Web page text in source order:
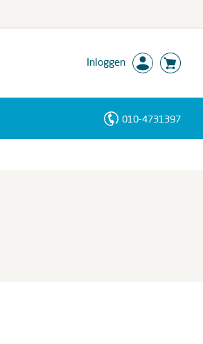
Inloggen
010-4731397